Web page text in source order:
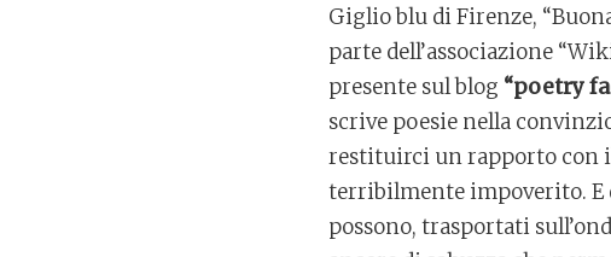
Giglio blu di Firenze,
parte dell’associazione
presente sul blog “poetry
scrive poesie nella
restituirci un rapporto con
terribilmente impoverito. E
possono, trasportati